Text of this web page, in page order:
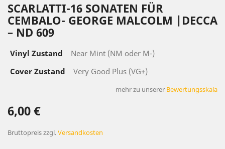
SCARLATTI-16 SONATEN FÜR
CEMBALO- GEORGE MALCOLM ‎|DECCA
‎– ND 609
Vinyl Zustand
Near Mint (NM oder M-)
Cover Zustand
Very Good Plus (VG+)
mehr zu unserer Bewertungsskala
6,00 €
Bruttopreiszzgl.Versandkosten